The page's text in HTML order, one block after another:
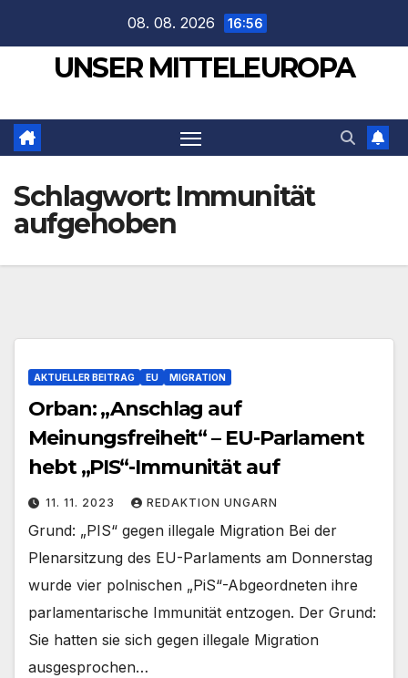
springen
08. 08. 2026 16:56
UNSER MITTELEUROPA
Schlagwort: Immunität
aufgehoben
AKTUELLER BEITRAG EU MIGRATION
Orban: „Anschlag auf
Meinungsfreiheit“ – EU-Parlament
hebt „PIS“-Immunität auf
11. 11. 2023 REDAKTION UNGARN
Grund: „PIS“ gegen illegale Migration Bei der
Plenarsitzung des EU-Parlaments am Donnerstag
wurde vier polnischen „PiS“-Abgeordneten ihre
parlamentarische Immunität entzogen. Der Grund:
Sie hatten sie sich gegen illegale Migration
ausgesprochen…